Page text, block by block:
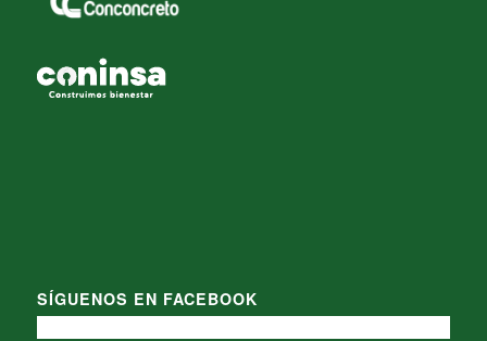
SÍGUENOS EN FACEBOOK